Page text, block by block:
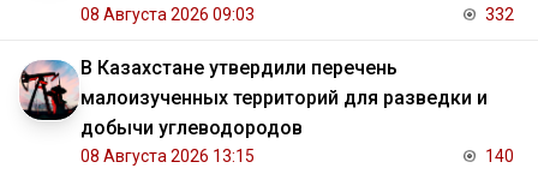
08 Августа 2026 09:03 332
В Казахстане утвердили перечень
малоизученных территорий для разведки и
добычи углеводородов
08 Августа 2026 13:15 140